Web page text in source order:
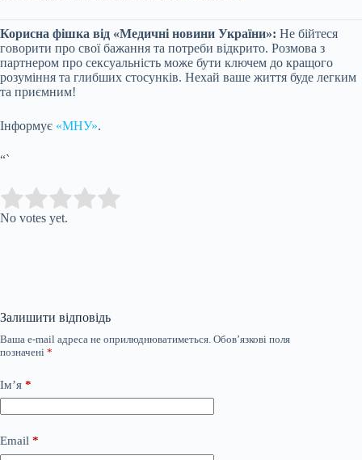
Корисна фішка від «Медичні новини України»: Не бійтеся
говорити про свої бажання та потреби відкрито. Розмова з
партнером про сексуальність може бути ключем до кращого
розуміння та глибших стосунків. Нехай ваше життя буде легким
та приємним!
Інформує «МНУ».
“`
Rate this item:
No votes yet.
Залишити відповідь
Ваша e-mail адреса не оприлюднюватиметься. Обов’язкові поля
позначені *
Ім’я *
Email *